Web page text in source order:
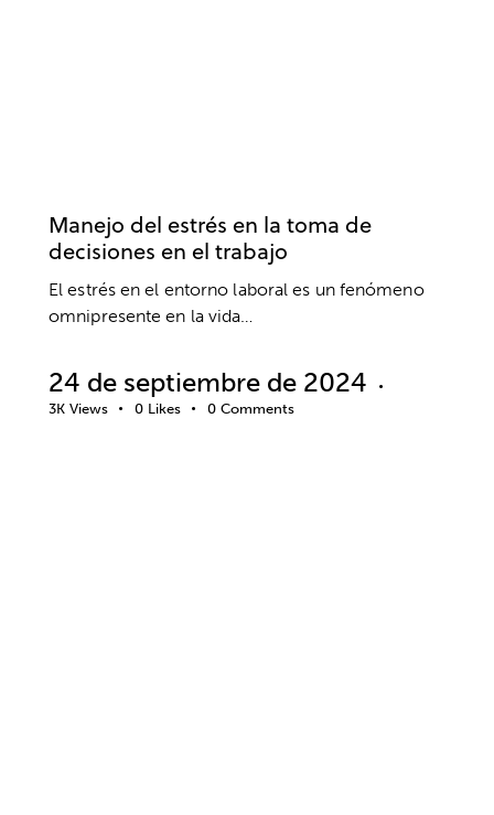
Manejo del estrés en la toma de
decisiones en el trabajo
El estrés en el entorno laboral es un fenómeno
omnipresente en la vida…
24 de septiembre de 2024
3K Views 0 Likes 0 Comments